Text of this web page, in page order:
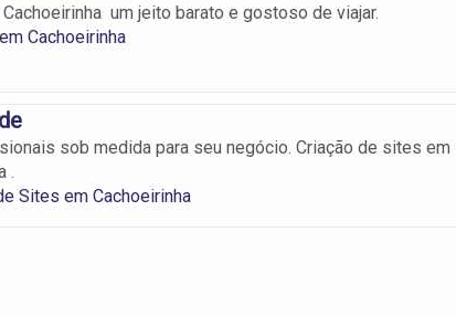
um jeito barato e gostoso de viajar.
Cachoeirinha
sob medida para seu negócio. Criação de sites em
.
Sites em Cachoeirinha